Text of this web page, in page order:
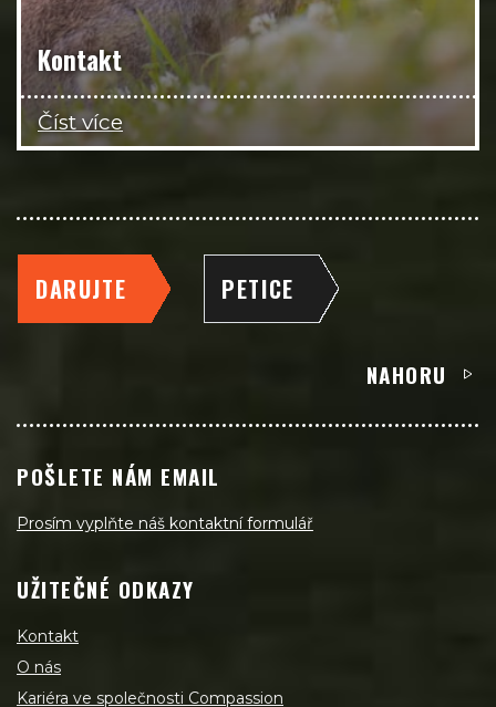
Kontakt
Číst více
DARUJTE PETICE
NAHORU
POŠLETE NÁM EMAIL
Prosím vyplňte náš kontaktní formulář
UŽITEČNÉ ODKAZY
Kontakt
O nás
Kariéra ve společnosti Compassion